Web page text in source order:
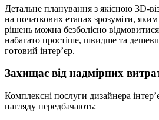
Детальне планування з якісною 3D-
на початкових етапах зрозуміти, яким
рішень можна безболісно
набагато простіше, швидше та
готовий інтер’єр.
Захищає від надмірних
Комплексні послуги дизайнера
нагляду передбачають: